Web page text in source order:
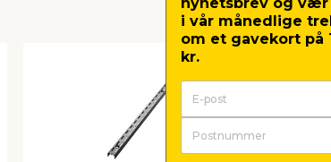
i vår månedlige
om et gavekort på
kr.